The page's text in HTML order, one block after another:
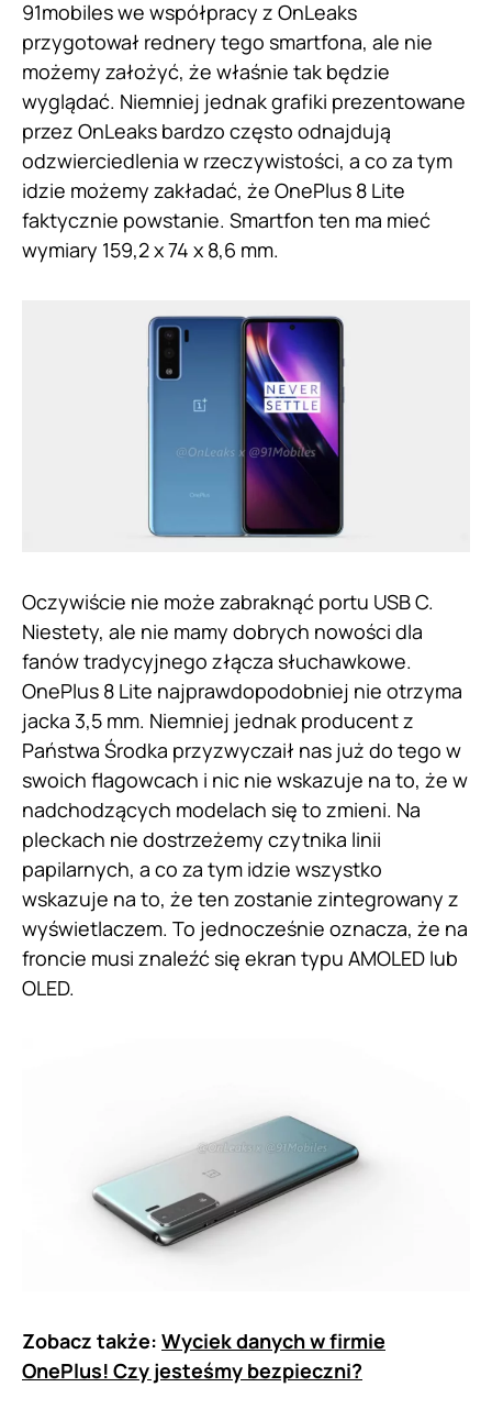
91mobiles we współpracy z OnLeaks
przygotował rednery tego smartfona, ale nie
możemy założyć, że właśnie tak będzie
wyglądać. Niemniej jednak grafiki prezentowane
przez OnLeaks bardzo często odnajdują
odzwierciedlenia w rzeczywistości, a co za tym
idzie możemy zakładać, że OnePlus 8 Lite
faktycznie powstanie. Smartfon ten ma mieć
wymiary 159,2 x 74 x 8,6 mm.
Oczywiście nie może zabraknąć portu USB C.
Niestety, ale nie mamy dobrych nowości dla
fanów tradycyjnego złącza słuchawkowe.
OnePlus 8 Lite najprawdopodobniej nie otrzyma
jacka 3,5 mm. Niemniej jednak producent z
Państwa Środka przyzwyczaił nas już do tego w
swoich flagowcach i nic nie wskazuje na to, że w
nadchodzących modelach się to zmieni. Na
pleckach nie dostrzeżemy czytnika linii
papilarnych, a co za tym idzie wszystko
wskazuje na to, że ten zostanie zintegrowany z
wyświetlaczem. To jednocześnie oznacza, że na
froncie musi znaleźć się ekran typu AMOLED lub
OLED.
Zobacz także: Wyciek danych w firmie
OnePlus! Czy jesteśmy bezpieczni?